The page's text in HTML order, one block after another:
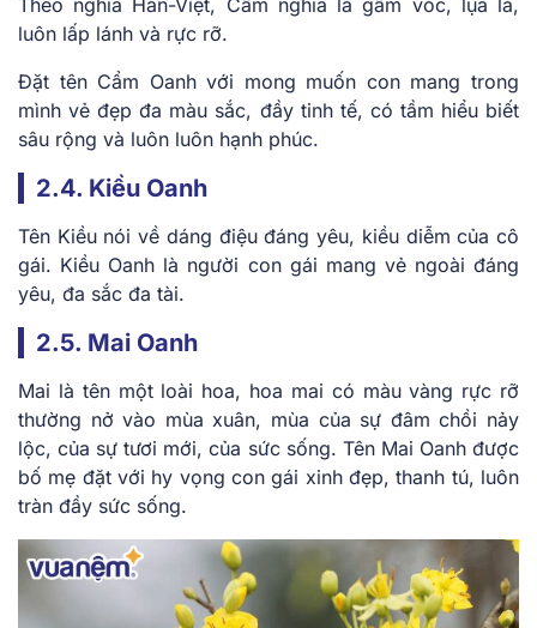
luôn lấp lánh và rực rỡ.
Đặt tên Cẩm Oanh với mong muốn con mang trong
mình vẻ đẹp đa màu sắc, đầy tinh tế, có tầm hiểu biết
sâu rộng và luôn luôn hạnh phúc.
2.4. Kiều Oanh
Tên Kiều nói về dáng điệu đáng yêu, kiều diễm của cô
gái. Kiều Oanh là người con gái mang vẻ ngoài đáng
yêu, đa sắc đa tài.
2.5. Mai Oanh
Mai là tên một loài hoa, hoa mai có màu vàng rực rỡ
thường nở vào mùa xuân, mùa của sự đâm chồi nảy
lộc, của sự tươi mới, của sức sống. Tên Mai Oanh được
bố mẹ đặt với hy vọng con gái xinh đẹp, thanh tú, luôn
tràn đầy sức sống.